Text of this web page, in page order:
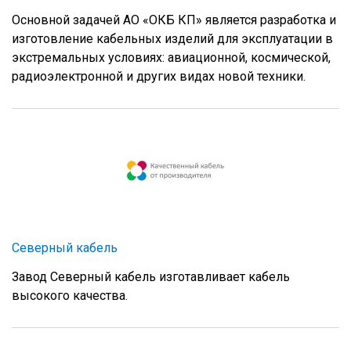
Основной задачей АО «ОКБ КП» является разработка и
изготовление кабельных изделий для эксплуатации в
экстремальных условиях: авиационной, космической,
радиоэлектронной и других видах новой техники.
Северный кабель
Завод Северный кабель изготавливает кабель
высокого качества.